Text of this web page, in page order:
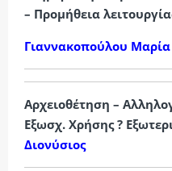
– Προμήθεια
Γιαννακοπούλου
Αρχειοθέτηση –
Εξωσχ. Χρήσης ?
Διονύσιος